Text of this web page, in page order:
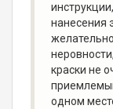
нанесения
краски не
одном